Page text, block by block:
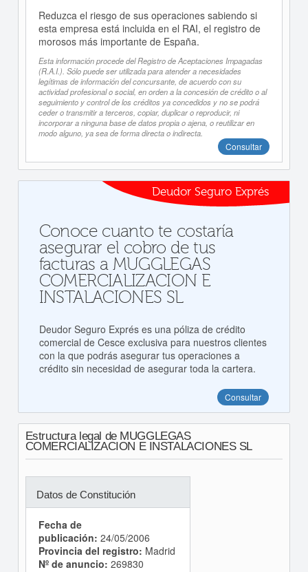
Reduzca el riesgo de sus operaciones sabiendo si
esta empresa está incluida en el RAI, el registro de
morosos más importante de España.
Esta información procede del Registro de Aceptaciones Impagadas
(R.A.I.). Sólo puede ser utilizada para atender a necesidades
legítimas de información del concursante, de acuerdo con su
actividad profesional o social, en orden a la concesión de crédito o al
seguimiento y control de los créditos ya concedidos y no se podrá
ceder o transmitir a terceros, copiar, duplicar o reproducir, ni
incorporar a ninguna base de datos propia o ajena, o reutilizar en
modo alguno, ya sea de forma directa o indirecta.
Consultar
Deudor Seguro Exprés
Conoce cuanto te costaría
asegurar el cobro de tus
facturas a MUGGLEGAS
COMERCIALIZACION E
INSTALACIONES SL
Deudor Seguro Exprés es una póliza de crédito
comercial de Cesce exclusiva para nuestros clientes
con la que podrás asegurar tus operaciones a
crédito sin necesidad de asegurar toda la cartera.
Consultar
Estructura legal de MUGGLEGAS
COMERCIALIZACION E INSTALACIONES SL
Datos de Constitución
Fecha de
publicación: 24/05/2006
Provincia del registro: Madrid
Nº de anuncio: 269830